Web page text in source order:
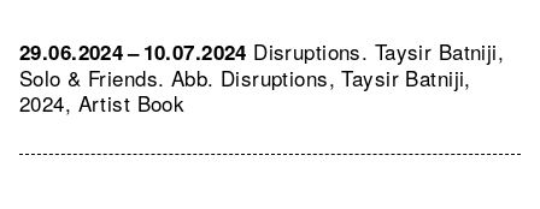
29.06.2024 – 10.07.2024 Disruptions. Taysir Batniji,
Solo & Friends. Abb. Disruptions, Taysir Batniji,
2024, Artist Book